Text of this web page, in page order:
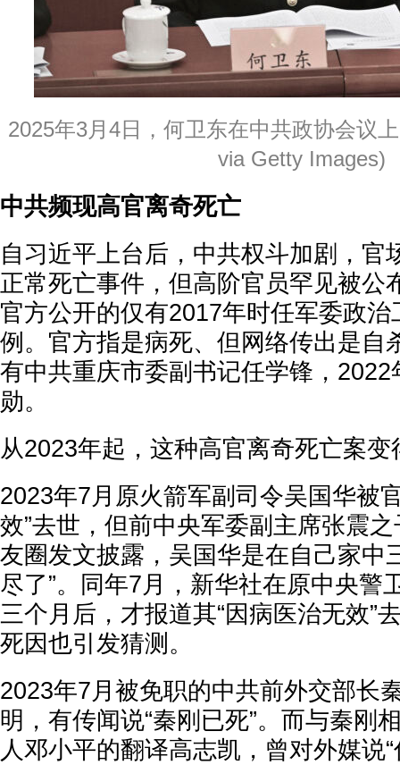
2025年3月4日，何卫东在中共政协会议
via Getty Images)
中共频现高官离奇死亡
自习近平上台后，中共权斗加剧，官
正常死亡事件，但高阶官员罕见被公
官方公开的仅有2017年时任军委政
例。官方指是病死、但网络传出是自
有中共重庆市委副书记任学锋，
勋。
从2023年起，这种高官离奇死亡案变
2023年7月原火箭军副司令吴国华被
效”去世，但前中央军委副主席张震
友圈发文披露，吴国华是在自己家中
尽了”。同年7月，新华社在原中央警
三个月后，才报道其“因病医治无效”
死因也引发猜测。
2023年7月被免职的中共前外交部长
明，有传闻说“秦刚已死”。而与秦刚
人邓小平的翻译高志凯，曾对外媒说